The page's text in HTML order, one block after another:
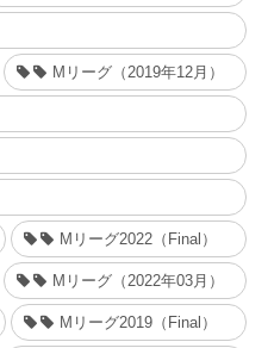
Mリーグ（2019年12月）
Mリーグ2022（Final）
Mリーグ（2022年03月）
Mリーグ2019（Final）